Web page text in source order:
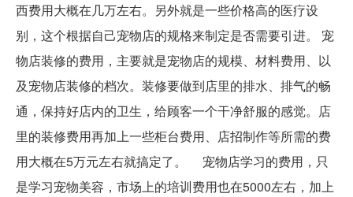
西费用大概在几万左右。另外就是一些价格高的医疗设
别，这个根据自己宠物店的规格来制定是否需要引进。 宠
物店装修的费用，主要就是宠物店的规模、材料费用、以
及宠物店装修的档次。装修要做到店里的排水、排气的畅
通，保持好店内的卫生，给顾客一个干净舒服的感觉。店
里的装修费用再加上一些柜台费用、店招制作等所需的费
用大概在5万元左右就搞定了。 宠物店学习的费用，只
是学习宠物美容，市场上的培训费用也在5000左右，加上